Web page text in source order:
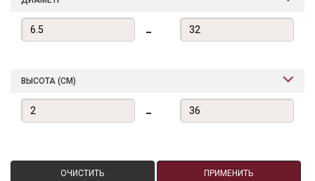
-
ВЫСОТА (СМ)
-
ОЧИСТИТЬ ПРИМЕНИТЬ